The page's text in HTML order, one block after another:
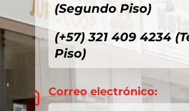
(Segundo Piso)
(+57) 321 409 4234
Piso)
 Correo electrónico: